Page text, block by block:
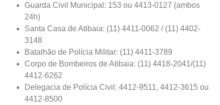
Guarda Civil Municipal: 153 ou 4413-0127 (ambos
24h)
Santa Casa de Atibaia: (11) 4411-0062 / (11) 4402-
3148
Batalhão de Polícia Militar: (11) 4411-3789
Corpo de Bombeiros de Atibaia: (11) 4418-2041/(11)
4412-6262
Delegacia de Polícia Civil: 4412-9511, 4412-3615 ou
4412-8500